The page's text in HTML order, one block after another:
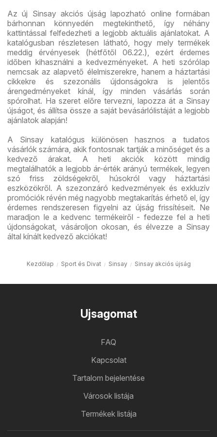
Az új Sinsay akciós újság lapozható online formában
bárhonnan könnyedén megtekinthető, így néhány
kattintással felfedezheti a legjobb aktuális ajánlatokat. A
katalógusban részletesen látható, hogy mely termékek
meddig érvényesek (hétfőtől 06.22.), ezért érdemes
időben kihasználni a kedvezményeket. A heti szórólap
nemcsak az alapvető élelmiszerekre, hanem a háztartási
cikkekre és szezonális újdonságokra is jelentős
árengedményeket kínál, így minden vásárlás során
spórolhat. Ha szeret előre tervezni, lapozza át a Sinsay
újságot, és állítsa össze a saját bevásárlólistáját a legjobb
ajánlatok alapján!
A Sinsay katalógus különösen hasznos a tudatos
vásárlók számára, akik fontosnak tartják a minőséget és a
kedvező árakat. A heti akciók között mindig
megtalálhatók a legjobb ár-érték arányú termékek, legyen
szó friss zöldségekről, húsokról vagy háztartási
eszközökről. A szezonzáró kedvezmények és exkluzív
promóciók révén még nagyobb megtakarítás érhető el, így
érdemes rendszeresen figyelni az újság frissítéseit. Ne
maradjon le a kedvenc termékeiről - fedezze fel a heti
újdonságokat, vásároljon okosan, és élvezze a Sinsay
által kínált kedvező akciókat!
Kezdőlap Sport és Divat Sinsay Sinsay akciós újság
Ujsagomat
FAQ
Kapcsolat
Tartalom bejelentése
Városok listája
Termékek listája